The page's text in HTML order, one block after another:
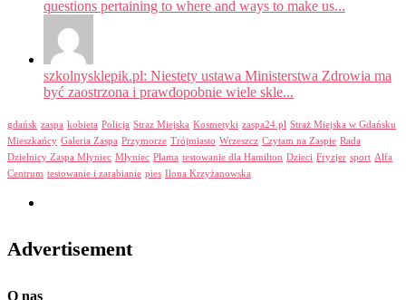
questions pertaining to where and ways to make us...
szkolnysklepik.pl: Niestety ustawa Ministerstwa Zdrowia ma
być zaostrzona i prawdopobnie wiele skle...
gdańsk zaspa kobieta Policja Straz Miejska Kosmetyki zaspa24.pl Straż Miejska w Gdańsku
Mieszkańcy Galeria Zaspa Przymorze Trójmiasto Wrzeszcz Czytam na Zaspie Rada
Dzielnicy Zaspa Młyniec Młyniec Plama testowanie dla Hamilton Dzieci Fryzjer sport Alfa
Centrum testowanie i zarabianie pies Ilona Krzyżanowska
Advertisement
O nas